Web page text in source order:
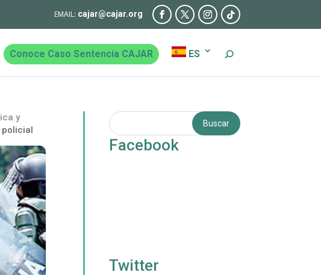
cajar@cajar.org
Conoce Caso Sentencia CAJAR ES
y
policial
Facebook
Twitter